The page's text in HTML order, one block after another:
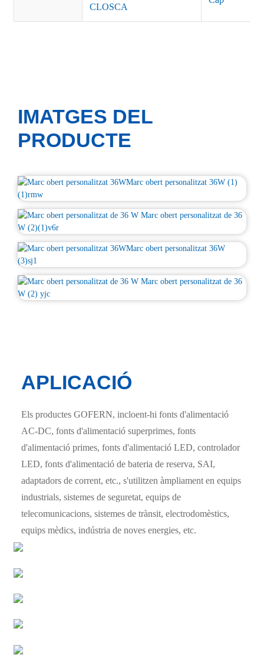
CLOSCA
IMATGES DEL
PRODUCTE
APLICACIÓ
Els productes GOFERN, incloent-hi fonts d'alimentació
AC-DC, fonts d'alimentació superprimes, fonts
d'alimentació primes, fonts d'alimentació LED, controlador
LED, fonts d'alimentació de bateria de reserva, SAI,
adaptadors de corrent, etc., s'utilitzen àmpliament en equips
industrials, sistemes de seguretat, equips de
telecomunicacions, sistemes de trànsit, electrodomèstics,
equips mèdics, indústria de noves energies, etc.